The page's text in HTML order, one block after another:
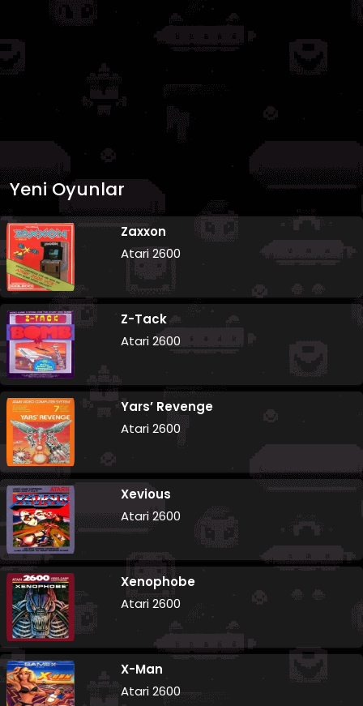
Yeni Oyunlar
Zaxxon
Atari 2600
Z-Tack
Atari 2600
Yars’ Revenge
Atari 2600
Xevious
Atari 2600
Xenophobe
Atari 2600
X-Man
Atari 2600